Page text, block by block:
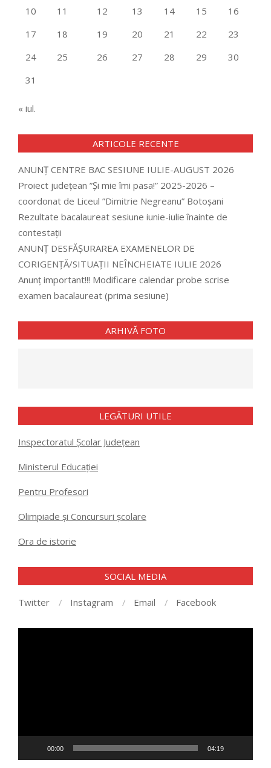
10
11 12 13 14 15
16
17
18 19 20 21 22
23
24
25 26 27 28 29
30
31
« iul.
ARTICOLE RECENTE
ANUNȚ CENTRE BAC SESIUNE IULIE-AUGUST 2026
Proiect județean ”Și mie îmi pasa!” 2025-2026 –
coordonat de Liceul ”Dimitrie Negreanu” Botoșani
Rezultate bacalaureat sesiune iunie-iulie înainte de
contestații
ANUNȚ DESFĂȘURAREA EXAMENELOR DE
CORIGENȚĂ/SITUAȚII NEÎNCHEIATE IULIE 2026
Anunț important!!! Modificare calendar probe scrise
examen bacalaureat (prima sesiune)
ARHIVĂ FOTO
LEGĂTURI UTILE
Inspectoratul Școlar Județean
Ministerul Educației
Pentru Profesori
Olimpiade și Concursuri școlare
Ora de istorie
SOCIAL MEDIA
Twitter Instagram Email Facebook
00:00 04:19